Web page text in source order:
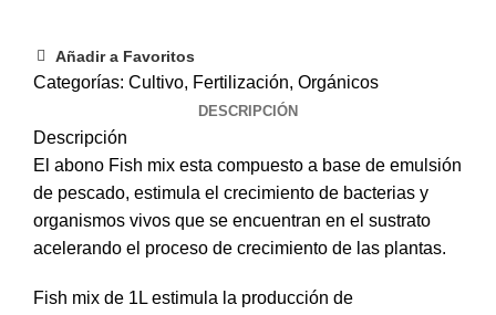
Añadir a Favoritos
Categorías: Cultivo, Fertilización, Orgánicos
DESCRIPCIÓN
Descripción
El abono Fish mix esta compuesto a base de emulsión
de pescado, estimula el crecimiento de bacterias y
organismos vivos que se encuentran en el sustrato
acelerando el proceso de crecimiento de las plantas.
Fish mix de 1L estimula la producción de